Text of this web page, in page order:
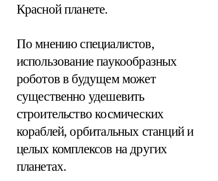
Красной планете.
По мнению специалистов,
использование паукообразных
роботов в будущем может
существенно удешевить
строительство космических
кораблей, орбитальных станций и
целых комплексов на других
планетах.